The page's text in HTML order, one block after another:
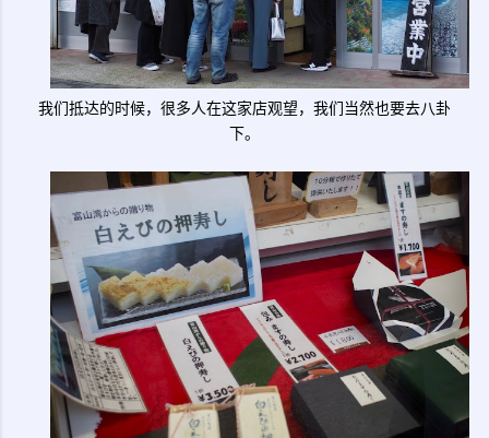
我们抵达的时候，很多人在这家店观望，我们当然也要去八卦
下。